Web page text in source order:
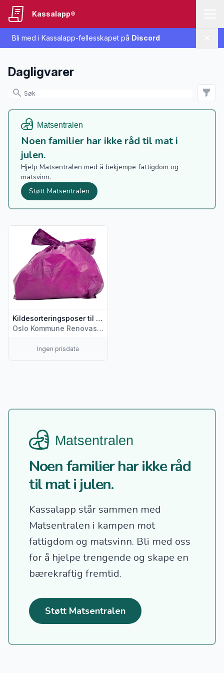
Bli med i Kassalapp-fellesskapet på Discord
Kassalapp®
Dagligvarer
Noen familier har ikke råd til mat i
julen.
Hjelp Matsentralen med å bekjempe fattigdom og
matsvinn.
Støtt Matsentralen
Kildesorteringsposer til plastemballasje Rull med 20 poser, 1 stk
Oslo Kommune Renovasjonsetaten
Ingen prisdata
Vis flere detaljer for produktet "Kildesorteringsposer til
Noen familier har ikke råd
til mat i julen.
Kassalapp står sammen med
Matsentralen i kampen mot
fattigdom og matsvinn. Bli med oss
for å hjelpe trengende og skape en
bærekraftig fremtid.
Støtt Matsentralen